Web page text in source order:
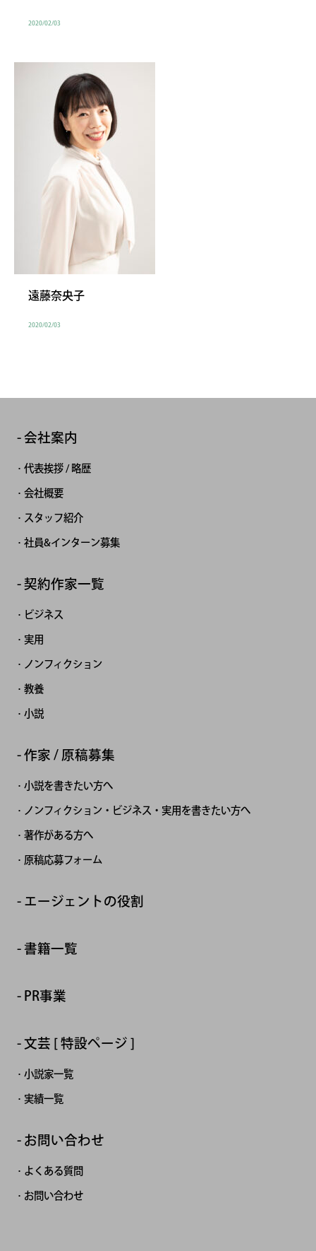
2020/02/03
遠藤奈央子
2020/02/03
会社案内
代表挨拶 / 略歴
会社概要
スタッフ紹介
社員&インターン募集
契約作家一覧
ビジネス
実用
ノンフィクション
教養
小説
作家 / 原稿募集
小説を書きたい方へ
ノンフィクション・ビジネス・実用を書きたい方へ
著作がある方へ
原稿応募フォーム
エージェントの役割
書籍一覧
PR事業
文芸 [ 特設ページ ]
小説家一覧
実績一覧
お問い合わせ
よくある質問
お問い合わせ